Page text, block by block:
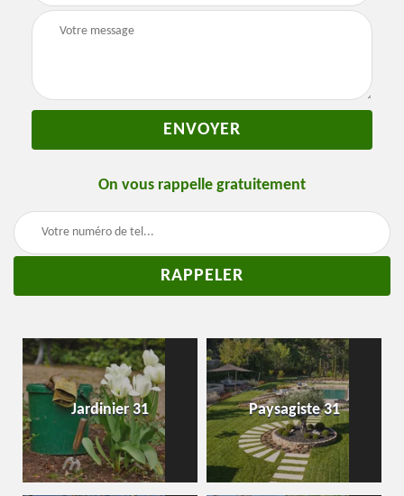
On vous rappelle gratuitement
Jardinier 31 Paysagiste 31